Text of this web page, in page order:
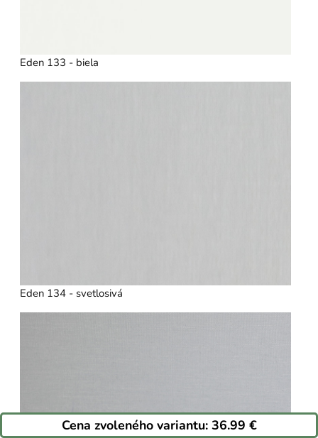
Eden 133 - biela
Eden 134 - svetlosivá
Cena zvoleného variantu: 36.99 €